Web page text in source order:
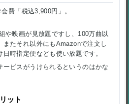
費「税込3,900円」。
や映画が見放題ですし、100万曲以
またそれ以外にもAmazonで注文し
時指定便なども使い放題です。
ービスがうけられるというのはかな
ット